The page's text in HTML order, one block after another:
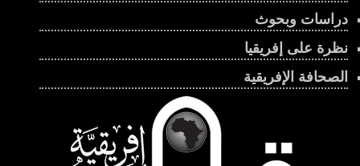
دراسات وبحوث
نظرة على إفريقيا
الصحافة الإفريقية